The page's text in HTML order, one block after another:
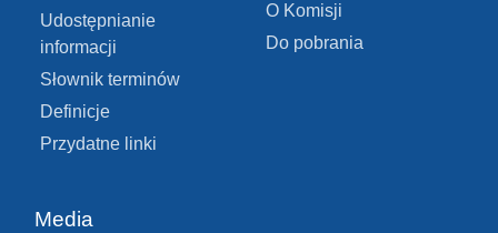
Udostępnianie
informacji
Słownik terminów
Definicje
Przydatne linki
O Komisji
Do pobrania
Media